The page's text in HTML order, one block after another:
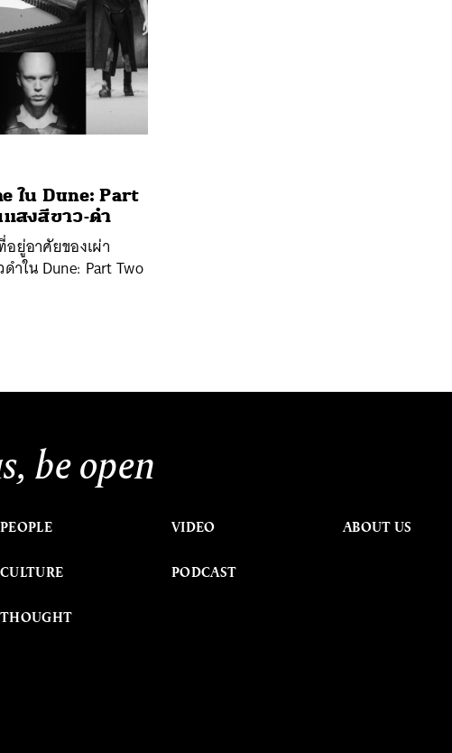
ใน Dune: Part
สงสีขาว-ดำ
อยู่อาศัยของเผ่า
ำใน Dune: Part Two
be open
PEOPLE
CULTURE
THOUGHT
VIDEO
PODCAST
ABOUT US